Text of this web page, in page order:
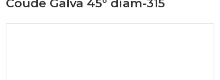
Coude Galva 45° diam-315